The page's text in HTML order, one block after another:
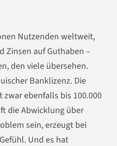
Nutzenden weltweit,
Zinsen auf Guthaben –
den viele übersehen.
Banklizenz. Die
ebenfalls bis 100.000
die Abwicklung über
sein, erzeugt bei
Und es hat